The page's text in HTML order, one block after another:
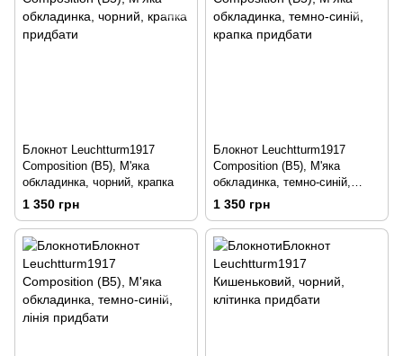
Блокнот Leuchtturm1917
Composition (B5), М'яка
обкладинка, чорний, крапка
1 350 грн
Блокнот Leuchtturm1917
Composition (B5), М'яка
обкладинка, темно-синій,
крапка
1 350 грн